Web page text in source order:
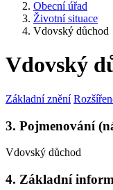
Obecní úřad
Životní situace
Vdovský důchod
Vdovský
Základní znění
3. Pojmenování
Vdovský důchod
4. Základní